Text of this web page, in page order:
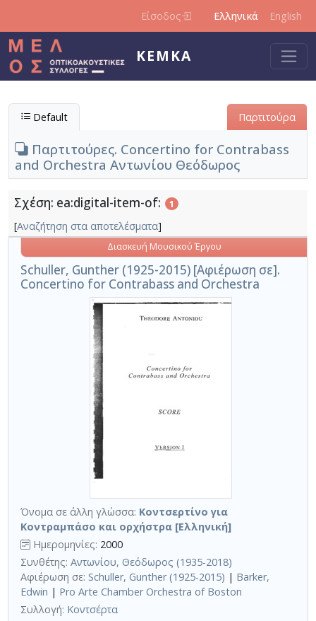
Είσοδος Ελληνικά English
ΚΕΜΚΑ
Default Παρτιτούρα
Παρτιτούρες. Concertino for Contrabass
and Orchestra Αντωνίου Θεόδωρος
Σχέση: ea:digital-item-of: 1
[Αναζήτηση στα αποτελέσματα]
Schuller, Gunther (1925-2015) [Αφιέρωση σε].
Concertino for Contrabass and Orchestra
Διασκευή Μουσικού Έργου
Όνομα σε άλλη γλώσσα: Κοντσερτίνο για
Κοντραμπάσο και ορχήστρα [Ελληνική]
Ημερομηνίες: 2000
Συνθέτης: Αντωνίου, Θεόδωρος (1935-2018)
Αφιέρωση σε: Schuller, Gunther (1925-2015) | Barker,
Edwin | Pro Arte Chamber Orchestra of Boston
Συλλογή: Κοντσέρτα